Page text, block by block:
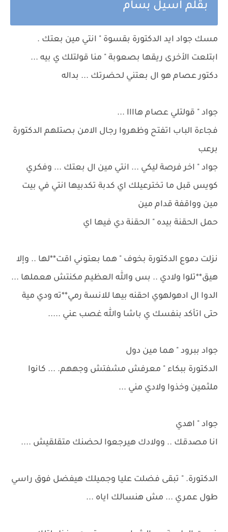
بقلم اسيل بسام
مسك جواد ايد الدكتورة بقسوة " انتي مين بعتك .
ابتلعت الأخرى ريقها بصعوبة " منا قولتلك ي بيه ...
دكتور عصام هو ال بعتني لحضرتك ... بداله
جواد " قولتلي عصام هاااا ...
فجاءة الباب اتفتح وظهروا رجال الامن بصتلهم الدكتورة
برعب
جواد " اخر فرصة ليكي ... انتي مين ال بعتك ... وفكري
كويس قبل ما تخترعيلك اي كدبة تكدبيها انتي في بيت
مين وواقفة قدام مين
حمل الحقنة بيده " الحقنة دي فيها اي
نزلت دموع الدكتورة بخوف " هما بعتوني اقت**لها .. وإلا
هيق**تلوا ولادي .. بس والله العظيم مكنتش هعملها ...
الدوا ال ادهولهوي احقنه بيها للانسة رمي**ته ودي مية
حتى اتأكد بنفسك ي باشا والله غصب عني .....
جواد ببرود " هما مين دول
الدكتورة ببكاء " معرفش مشفتش وجههم. ... كانوا
ملثمين وخذوا ولادي مني ...
جواد " اهدي
انا مصدقك .. وولادك هيرجعوا لحضنك متقلقيش ....
الدكتورة. " تبقى فضلت عليا وجميلك هيفضل فوق راسي
طول عمري ... مش هنسالك اياه ...